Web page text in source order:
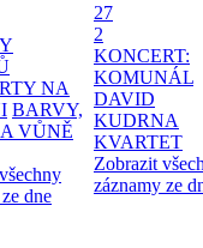
NA
BARVY,
VŮNĚ
dne
27
2
KONCERT:
KOMUNÁL
DAVID
KUDRNA
KVARTET
Zobrazit
záznamy ze